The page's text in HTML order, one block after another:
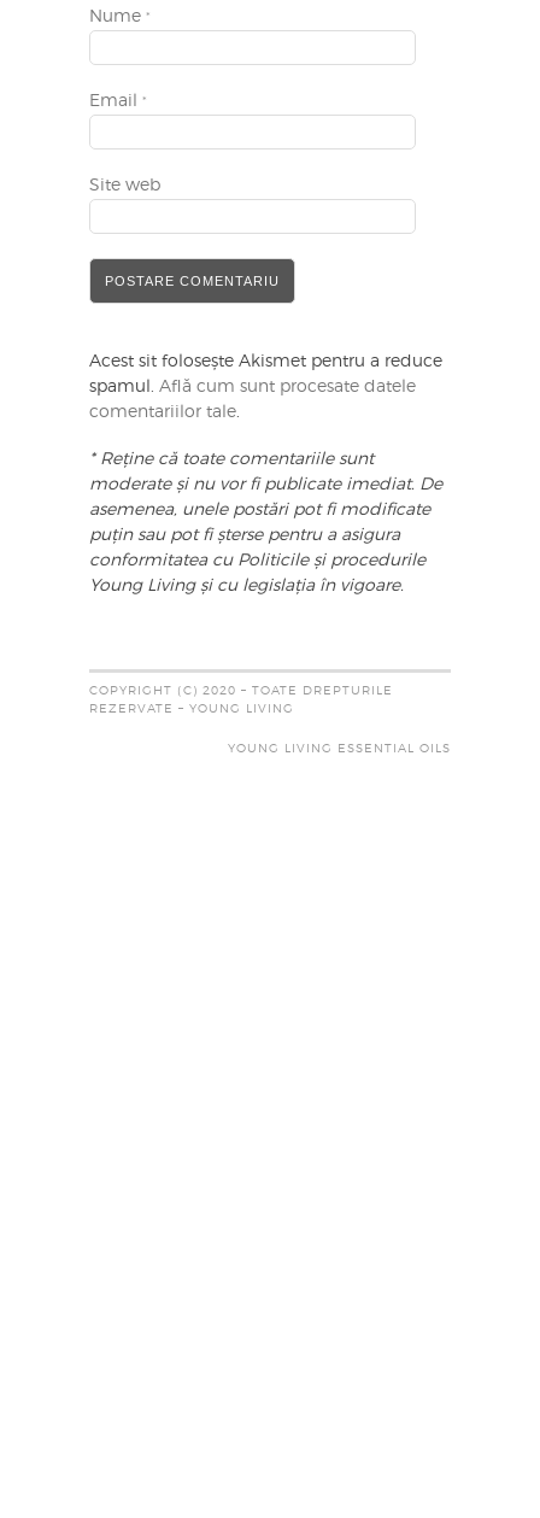
Nume *
Email *
Site web
Acest sit folosește Akismet pentru a reduce
spamul. Află cum sunt procesate datele
comentariilor tale
* Reține că toate comentariile sunt
moderate și nu vor fi publicate imediat. De
asemenea, unele postări pot fi modificate
puțin sau pot fi șterse pentru a asigura
conformitatea cu Politicile și procedurile
Young Living și cu legislația în vigoare.
COPYRIGHT (C) 2020 – TOATE DREPTURILE
REZERVATE – YOUNG LIVING
YOUNG LIVING ESSENTIAL OILS